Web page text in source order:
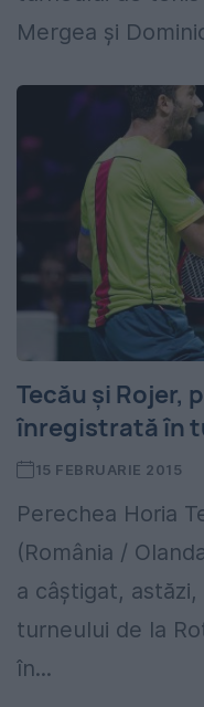
Mergea și
Tecău și Rojer,
înregistrată în
15 FEBRUARIE 2015
Perechea Horia
(România /
a câştigat,
turneului de la
în...